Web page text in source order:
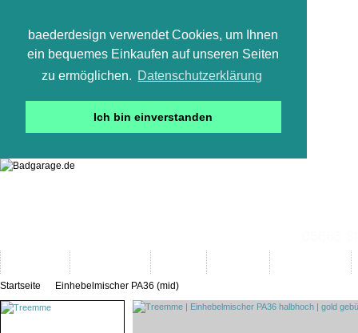
baederdesign verwendet Cookies, um Ihnen
ein bequemes Einkaufen auf unseren Seiten
zu ermöglichen. Datenschutzerklärung
Ich bin einverstanden
Startseite Einhebelmischer PA36 (mid)